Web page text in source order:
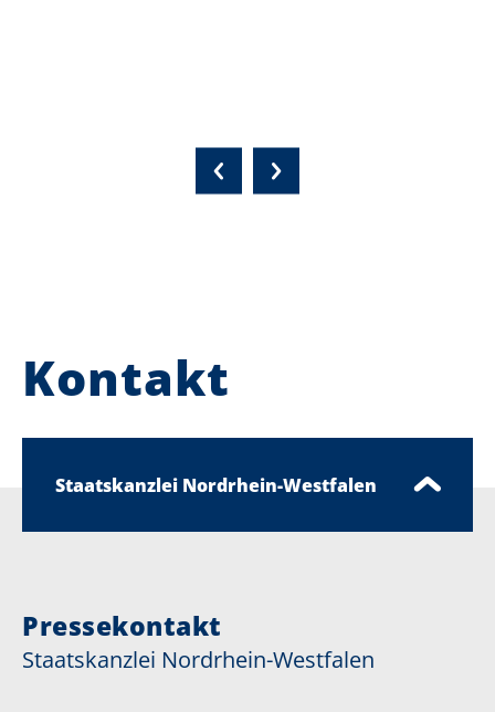
Kontakt
Staatskanzlei Nordrhein-Westfalen
Pressekontakt
Staatskanzlei Nordrhein-Westfalen